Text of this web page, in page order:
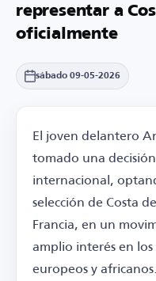
representar a
oficialmente
sábado 09-05-2026
El joven delantero
tomado una
internacional,
selección de Costa
Francia, en un
amplio interés en
europeos y africanos.